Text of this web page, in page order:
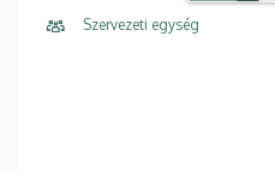
Szervezeti egység